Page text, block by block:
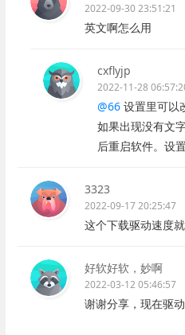
2022-09-30 23:51:21
英文啊怎么用
cxflyjp
2022-11-28
@66 设置里可以
如果出现没有文
后重启软件。设
3323
2022-09-17 20:25:47
这个下载驱动速度
好软好软，妙啊
2022-03-12 05:46:57
谢谢分享，现在驱